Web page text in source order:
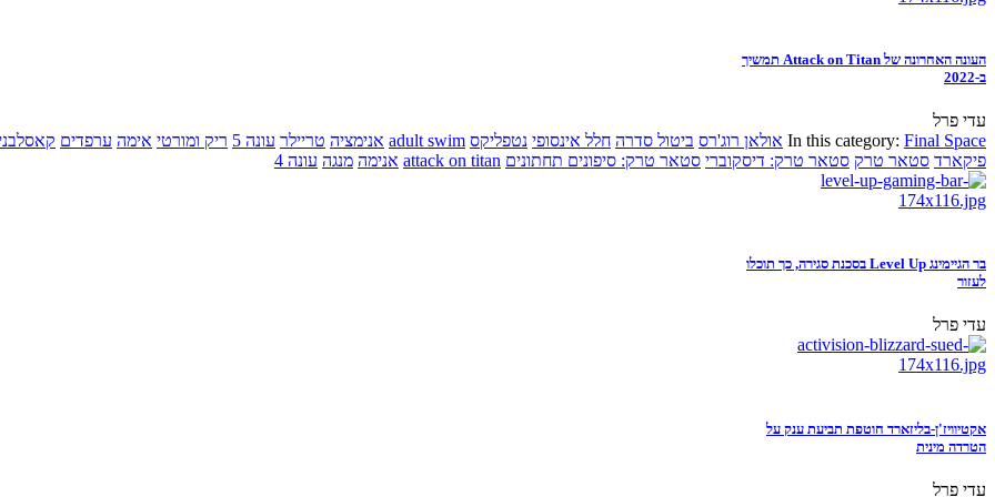
העונה האחרונה של Attack on Titan תמשיך
ב-2022
עדי פרל
In this category: Final Space אולאן רוג'רס ביטול סדרה חלל אינסופי נטפליקס adult swim אנימציה טריילר עונה 5 ריק ומורטי אימה ערפדים
פיקארד סטאר טרק סטאר טרק: דיסקוברי סטאר טרק: סיפונים תחתונים attack on titan אנימה מנגה עונה 4
בר הגיימינג Level Up בסכנת סגירה, כך תוכלו
לעזור
עדי פרל
אקטיוויז'ן-בליזארד חוטפת תביעת ענק על
הטרדה מינית
עדי פרל